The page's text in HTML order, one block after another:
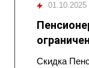
01.10.2025
Скидка